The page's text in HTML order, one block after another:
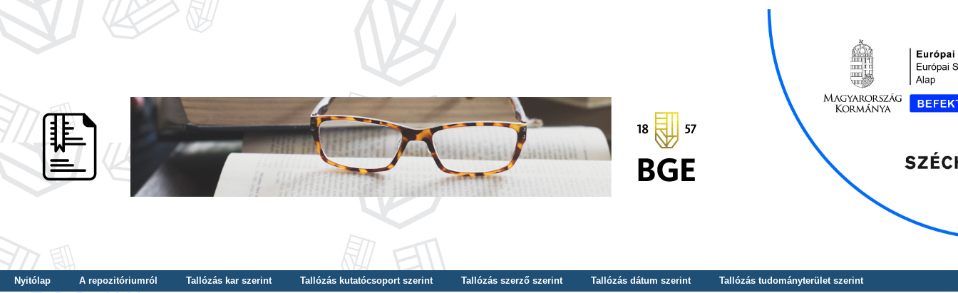
Nyitólap A repozitóriumról Tallózás kar szerint Tallózás kutatócsoport szerint Tallózás szerző szerint Tallózás dátum szerint
Tallózás tudományterület szerint